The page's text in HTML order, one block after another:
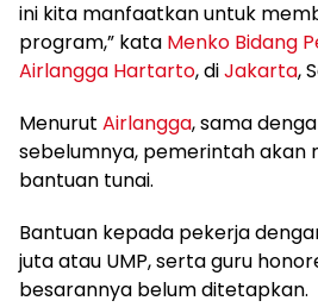
ini kita manfaatkan untuk
program,” kata Menko Bidang
Airlangga Hartarto, diJakarta,
Menurut Airlangga, sama
sebelumnya, pemerintah akan
bantuan tunai.
Bantuan kepada pekerja
juta atau UMP, serta guru
besarannya belum ditetapkan.